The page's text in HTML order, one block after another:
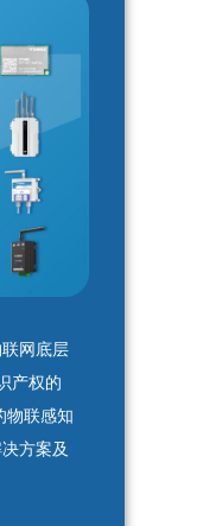
网底层
产权的
物联感知
方案及